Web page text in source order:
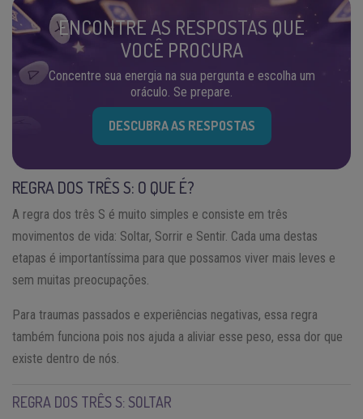
ENCONTRE AS RESPOSTAS QUE
VOCÊ PROCURA
Concentre sua energia na sua pergunta e escolha um
oráculo. Se prepare.
DESCUBRA AS RESPOSTAS
REGRA DOS TRÊS S: O QUE É?
A regra dos três S é muito simples e consiste em três
movimentos de vida: Soltar, Sorrir e Sentir. Cada uma destas
etapas é importantíssima para que possamos viver mais leves e
sem muitas preocupações.
Para traumas passados e experiências negativas, essa regra
também funciona pois nos ajuda a aliviar esse peso, essa dor que
existe dentro de nós.
REGRA DOS TRÊS S: SOLTAR